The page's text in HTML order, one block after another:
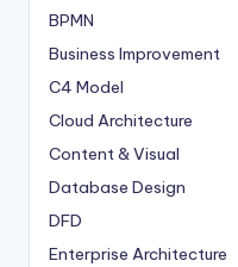
BPMN
Business Improvement
C4 Model
Cloud Architecture
Content & Visual
Database Design
DFD
Enterprise Architecture